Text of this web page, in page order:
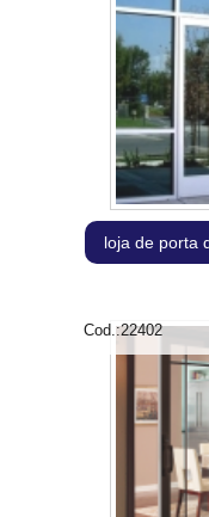
loja de porta
Cod.:22402